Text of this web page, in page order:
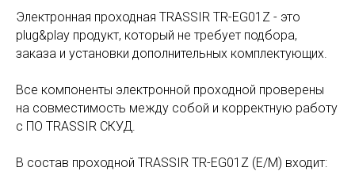
Электронная проходная TRASSIR TR-EG01Z - это
plug&play продукт, который не требует подбора,
заказа и установки дополнительных комплектующих.
Все компоненты электронной проходной проверены
на совместимость между собой и корректную работу
с ПО TRASSIR СКУД.
В состав проходной TRASSIR TR-EG01Z (E/M) входит: